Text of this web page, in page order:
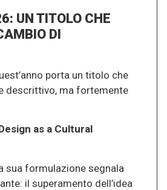
UN TITOLO CHE
DI
porta un titolo che
descrittivo, ma fortemente
as a Cultural
sua formulazione segnala
il superamento dell’idea